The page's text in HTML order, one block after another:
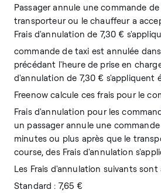
Passager annule une commande
transporteur ou le chauffeur a
Frais d'annulation de 7,30 €
commande de taxi est annulée
précédant l'heure de prise en
d'annulation de 7,30 € s'appliquent
Freenow calcule ces frais pour le
Frais d'annulation pour les
un passager annule une
minutes ou plus après que le
course, des Frais d'annulation
Les Frais d'annulation suivants sont
Standard : 7,65 €